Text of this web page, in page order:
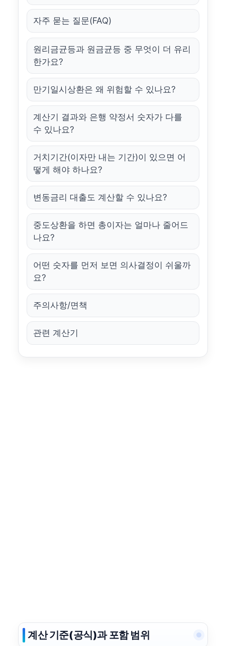
자주 묻는 질문(FAQ)
원리금균등과 원금균등 중 무엇이 더 유리
한가요?
만기일시상환은 왜 위험할 수 있나요?
계산기 결과와 은행 약정서 숫자가 다를
수 있나요?
거치기간(이자만 내는 기간)이 있으면 어
떻게 해야 하나요?
변동금리 대출도 계산할 수 있나요?
중도상환을 하면 총이자는 얼마나 줄어드
나요?
어떤 숫자를 먼저 보면 의사결정이 쉬울까
요?
주의사항/면책
관련 계산기
계산 기준(공식)과 포함 범위